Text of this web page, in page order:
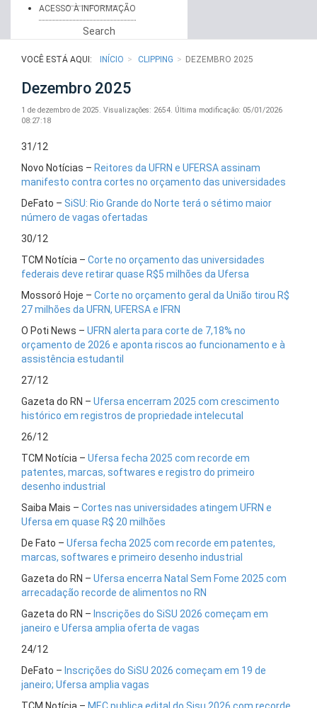
ACESSO À INFORMAÇÃO
Search
VOCÊ ESTÁ AQUI: INÍCIO CLIPPING DEZEMBRO 2025
Dezembro 2025
1 de dezembro de 2025. Visualizações: 2654. Última modificação: 05/01/2026
08:27:18
31/12
Novo Notícias – Reitores da UFRN e UFERSA assinam
manifesto contra cortes no orçamento das universidades
DeFato – SiSU: Rio Grande do Norte terá o sétimo maior
número de vagas ofertadas
30/12
TCM Notícia – Corte no orçamento das universidades
federais deve retirar quase R$5 milhões da Ufersa
Mossoró Hoje – Corte no orçamento geral da União tirou R$
27 milhões da UFRN, UFERSA e IFRN
O Poti News – UFRN alerta para corte de 7,18% no
orçamento de 2026 e aponta riscos ao funcionamento e à
assistência estudantil
27/12
Gazeta do RN – Ufersa encerram 2025 com crescimento
histórico em registros de propriedade intelecutal
26/12
TCM Notícia – Ufersa fecha 2025 com recorde em
patentes, marcas, softwares e registro do primeiro
desenho industrial
Saiba Mais – Cortes nas universidades atingem UFRN e
Ufersa em quase R$ 20 milhões
De Fato – Ufersa fecha 2025 com recorde em patentes,
marcas, softwares e primeiro desenho industrial
Gazeta do RN – Ufersa encerra Natal Sem Fome 2025 com
arrecadação recorde de alimentos no RN
Gazeta do RN – Inscrições do SiSU 2026 começam em
janeiro e Ufersa amplia oferta de vagas
24/12
DeFato – Inscrições do SiSU 2026 começam em 19 de
janeiro; Ufersa amplia vagas